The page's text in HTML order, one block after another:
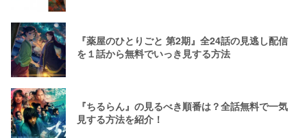
『薬屋のひとりごと 第2期』全24話の見逃し配信
を１話から無料でいっき見する方法
『ちるらん』の見るべき順番は？全話無料で一気
見する方法を紹介！